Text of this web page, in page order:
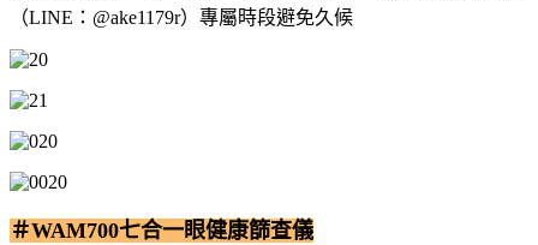
（LINE：@ake1179r）專屬時段避免久候
＃WAM700七合一眼健康篩查儀